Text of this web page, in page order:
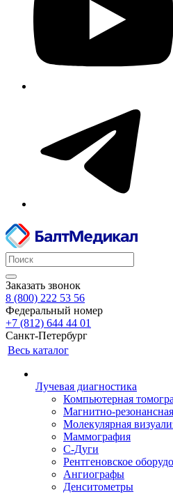
Заказать звонок
8 (800) 222 53 56
Федеральный номер
+7 (812) 644 44 01
Санкт-Петербург
Весь каталог
Лучевая диагностика
Компьютерная
Магнитно-
Молекулярная
Маммография
С-Дуги
Рентгеновское
Ангиографы
Денситометры